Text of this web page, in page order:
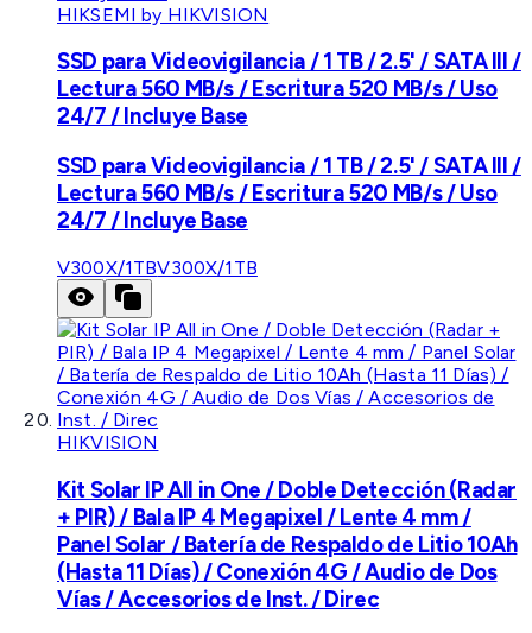
HIKSEMI by HIKVISION
SSD para Videovigilancia / 1 TB / 2.5' / SATA III /
Lectura 560 MB/s / Escritura 520 MB/s / Uso
24/7 / Incluye Base
SSD para Videovigilancia / 1 TB / 2.5' / SATA III /
Lectura 560 MB/s / Escritura 520 MB/s / Uso
24/7 / Incluye Base
V300X/1TBV300X/1TB
HIKVISION
Kit Solar IP All in One / Doble Detección (Radar
+ PIR) / Bala IP 4 Megapixel / Lente 4 mm /
Panel Solar / Batería de Respaldo de Litio 10Ah
(Hasta 11 Días) / Conexión 4G / Audio de Dos
Vías / Accesorios de Inst. / Direc